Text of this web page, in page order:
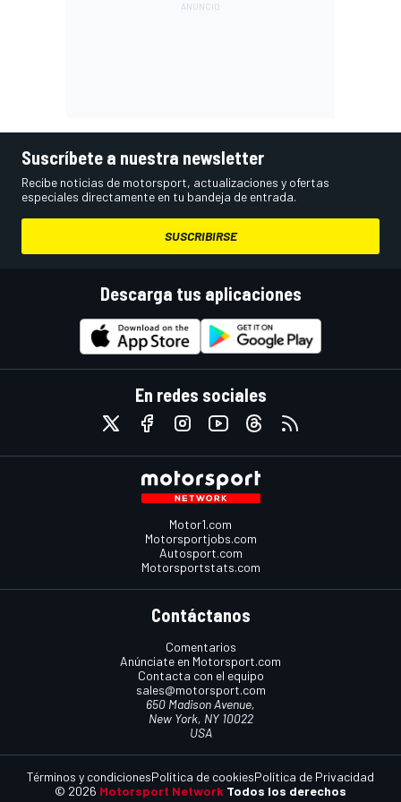
Suscríbete a nuestra newsletter
Recibe noticias de motorsport, actualizaciones y ofertas
especiales directamente en tu bandeja de entrada.
SUSCRIBIRSE
Descarga tus aplicaciones
En redes sociales
Motor1.com
Motorsportjobs.com
Autosport.com
Motorsportstats.com
Contáctanos
Comentarios
Anúnciate en Motorsport.com
Contacta con el equipo
sales@motorsport.com
650 Madison Avenue,
New York, NY 10022
USA
© 2026 Motorsport Network Todos los derechos
Términos y condicionesPolítica de cookiesPolítica de Privacidad